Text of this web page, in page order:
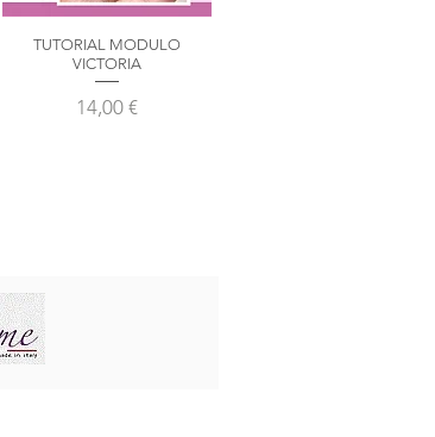
Vista rapida
TUTORIAL MODULO
VICTORIA
Prezzo
14,00 €